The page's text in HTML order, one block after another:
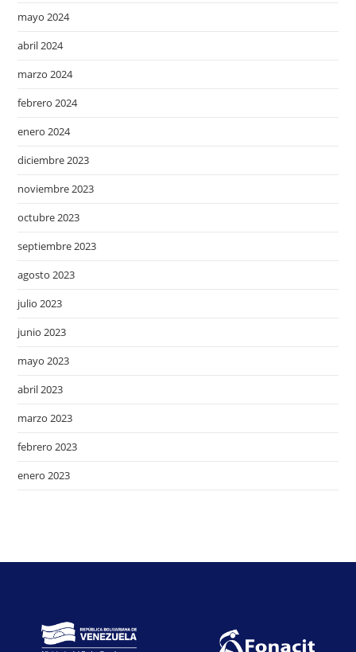
mayo 2024
abril 2024
marzo 2024
febrero 2024
enero 2024
diciembre 2023
noviembre 2023
octubre 2023
septiembre 2023
agosto 2023
julio 2023
junio 2023
mayo 2023
abril 2023
marzo 2023
febrero 2023
enero 2023